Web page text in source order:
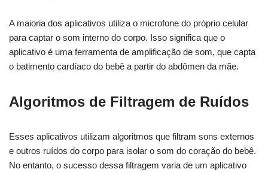
A maioria dos aplicativos utiliza o microfone do próprio celular
para captar o som interno do corpo. Isso significa que o
aplicativo é uma ferramenta de amplificação de som, que capta
o batimento cardíaco do bebê a partir do abdômen da mãe.
Algoritmos de Filtragem de Ruídos
Esses aplicativos utilizam algoritmos que filtram sons externos
e outros ruídos do corpo para isolar o som do coração do bebê.
No entanto, o sucesso dessa filtragem varia de um aplicativo